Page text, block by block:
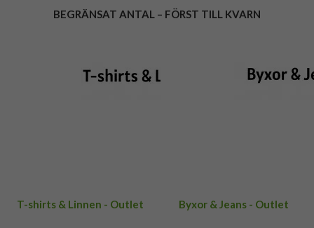
BEGRÄNSAT ANTAL – FÖRST TILL KVARN
T-shirts & Linnen - Outlet Byxor & Jeans - Outlet